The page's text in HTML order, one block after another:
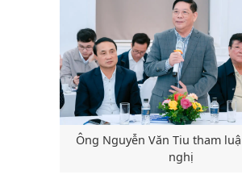
Ông Nguyễn Văn Tiu tham
nghị